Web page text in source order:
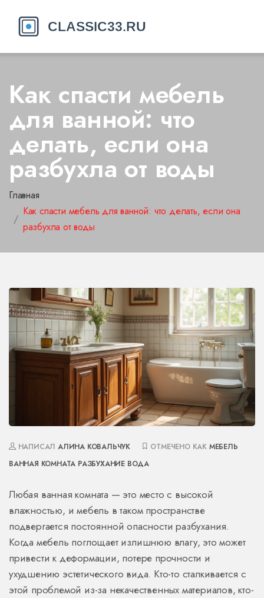
Как спасти мебель
для ванной: что
делать, если она
разбухла от воды
Главная
Как спасти мебель для ванной: что делать, если она
разбухла от воды
НАПИСАЛАЛИНА КОВАЛЬЧУК ОТМЕЧЕНО КАК МЕБЕЛЬ
ВАННАЯ КОМНАТА РАЗБУХАНИЕ ВОДА
Любая ванная комната — это место с высокой
влажностью, и мебель в таком пространстве
подвергается постоянной опасности разбухания.
Когда мебель поглощает излишнюю влагу, это может
привести к деформации, потере прочности и
ухудшению эстетического вида. Кто-то сталкивается с
этой проблемой из-за некачественных материалов, кто-